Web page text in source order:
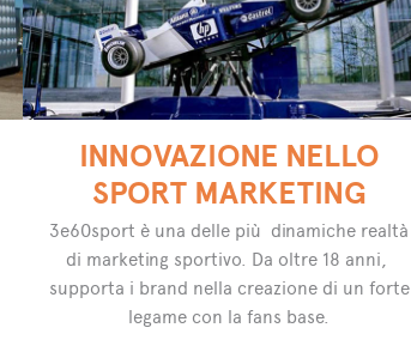
INNOVAZIONE NELLO
SPORT MARKETING
3e60sport è una delle più dinamiche realtà
di marketing sportivo. Da oltre 18 anni,
supporta i brand nella creazione di un forte
legame con la fans base.